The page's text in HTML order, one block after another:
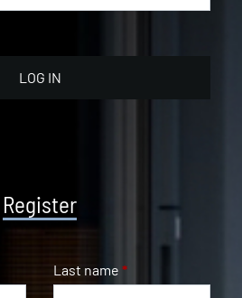
LOG IN
Register
Last name *